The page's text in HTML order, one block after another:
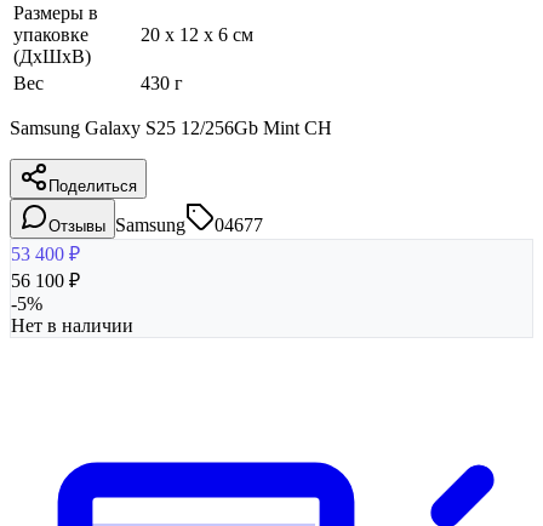
Размеры в
упаковке
(ДхШхВ)
20 x 12 x 6 см
Вес 430 г
Samsung Galaxy S25 12/256Gb Mint CH
Поделиться
Отзывы Samsung
04677
53 400 ₽
56 100 ₽
-5%
Нет в наличии